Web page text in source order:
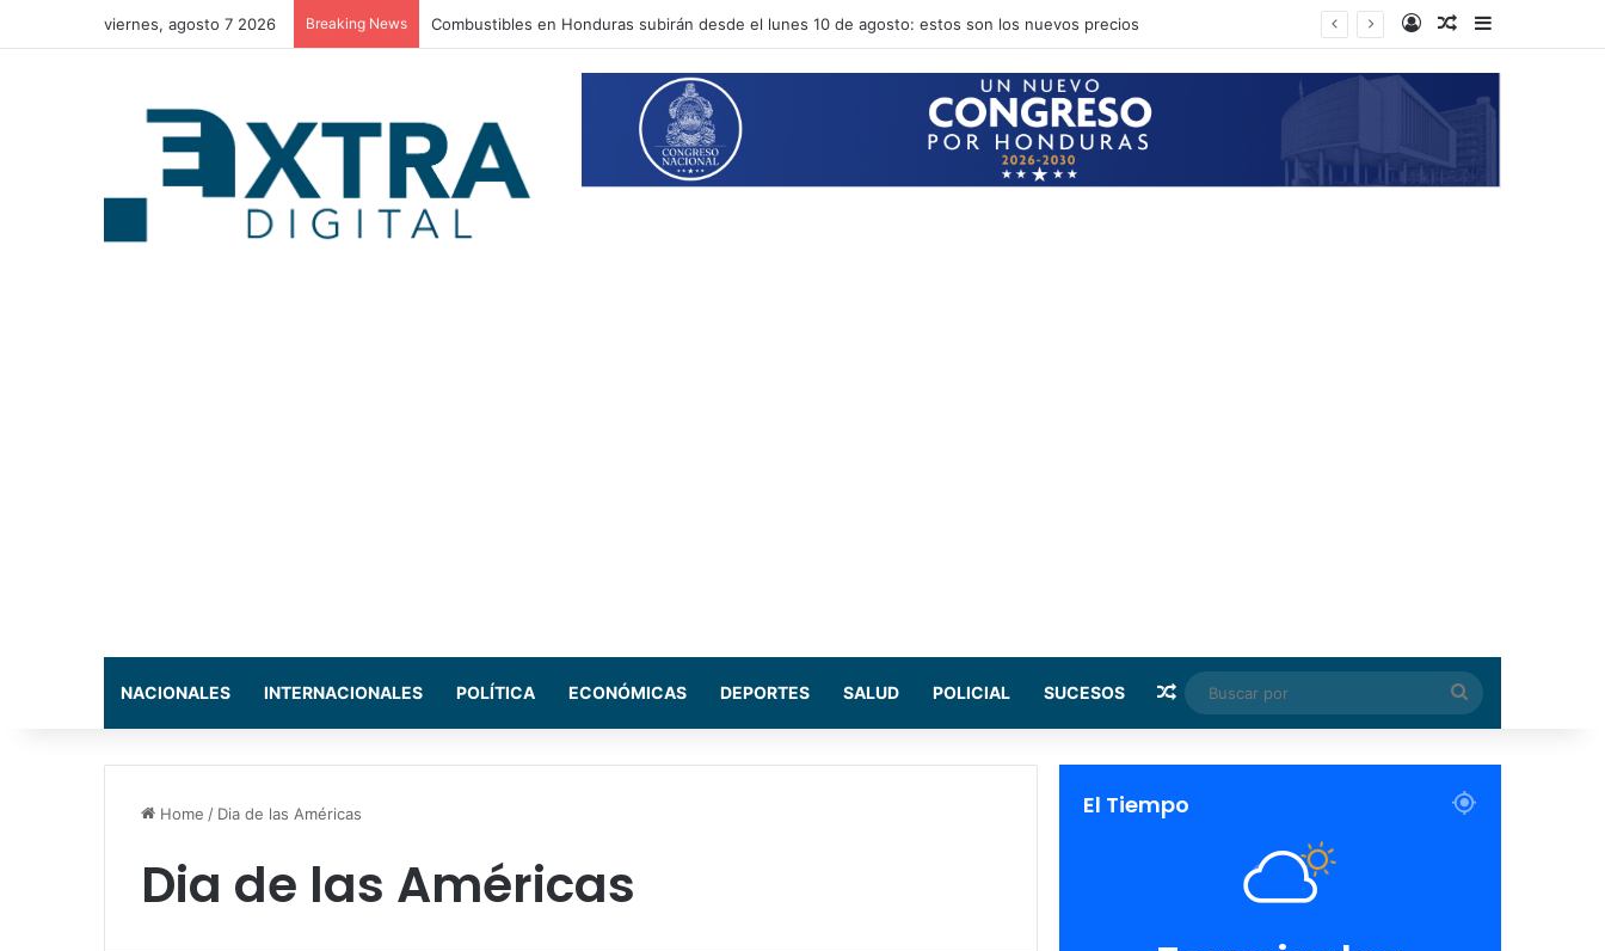
viernes, agosto 7 2026 Breaking News Nasry Asfura y Abelardo de la Espriella fortalecen relaciones entre Honduras y Colombia Log InRandom Article
NACIONALES INTERNACIONALES POLÍTICA ECONÓMICAS DEPORTES SALUD POLICIAL SUCESOS Random Article
Buscar
por
Home / Dia de las Américas
Dia de las Américas
El Tiempo